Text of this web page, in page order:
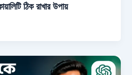
ঠিক রাখার উপায়